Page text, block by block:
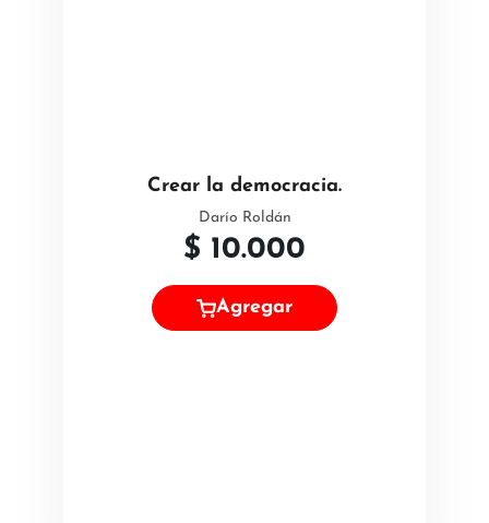
Crear la democracia.
Darío Roldán
$ 10.000
Agregar